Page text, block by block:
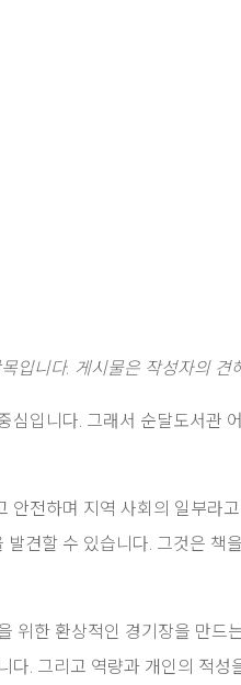
입니다. 게시물은 작성자의 견
입니다. 그래서 순달도서관
안전하며 지역 사회의 일부라
견할 수 있습니다. 그것은 책
위한 환상적인 경기장을 만드
다. 그리고 역량과 개인의 적